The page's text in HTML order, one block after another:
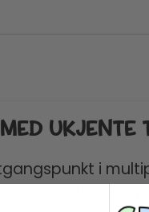
UKJENTE
i
Elevene